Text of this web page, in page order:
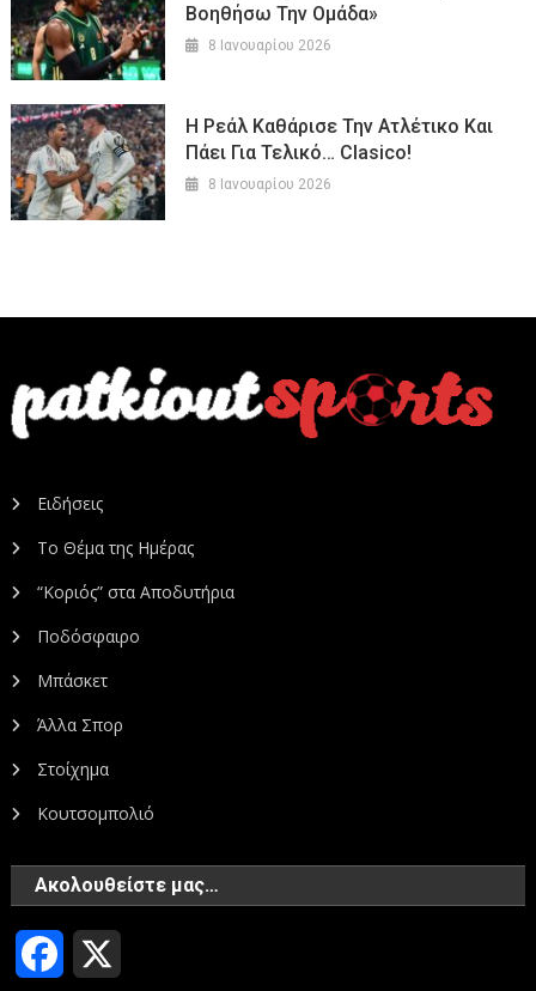
Βοηθήσω Την Ομάδα»
8 Ιανουαρίου 2026
Η Ρεάλ Καθάρισε Την Ατλέτικο Και
Πάει Για Τελικό… Clasico!
8 Ιανουαρίου 2026
Ειδήσεις
Το Θέμα της Ημέρας
“Κοριός” στα Αποδυτήρια
Ποδόσφαιρο
Μπάσκετ
Άλλα Σπορ
Στοίχημα
Κουτσομπολιό
Ακολουθείστε μας…
Facebook